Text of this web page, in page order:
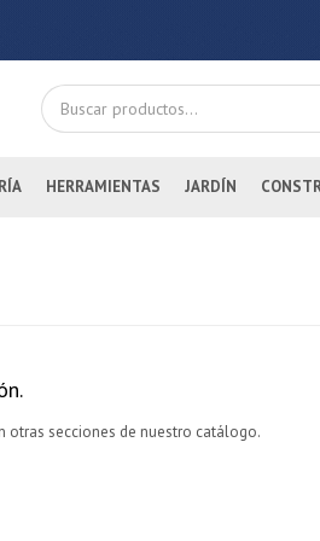
HERRAMIENTAS JARDÍN
secciones de nuestro catálogo.
¡Sumate a la forma más